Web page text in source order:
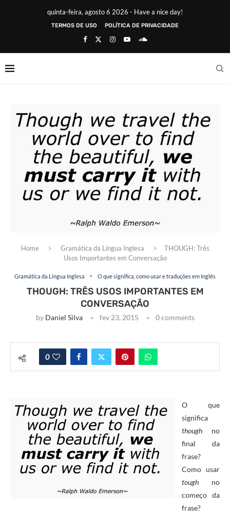
quinta-feira, agosto 6 2026 - Have a nice day!
TERMOS DE USO POLÍTICA DE PRIVACIDADE
Home Gramática da Língua Inglesa
THOUGH: Três
Usos Importantes em Conversação
Gramática da Língua Inglesa O que significa, como usar e traduções em Inglês
THOUGH: TRÊS USOS IMPORTANTES EM
CONVERSAÇÃO
by Daniel Silva fev 23, 2015 0 comments
0
O que
significa
though no
final da
frase?
Como usar
tough no
começo da
frase?